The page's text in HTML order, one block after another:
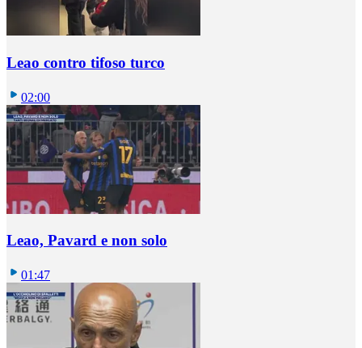
Leao contro tifoso turco
02:00
Leao, Pavard e non solo
01:47